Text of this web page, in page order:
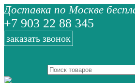
Доставка по Москве
+7 903 22 88 345
заказать звонок